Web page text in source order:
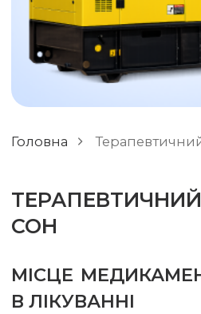
РІЗНЕ
Головна
СОН
МІСЦЕ
В ЛІКУВАННІ